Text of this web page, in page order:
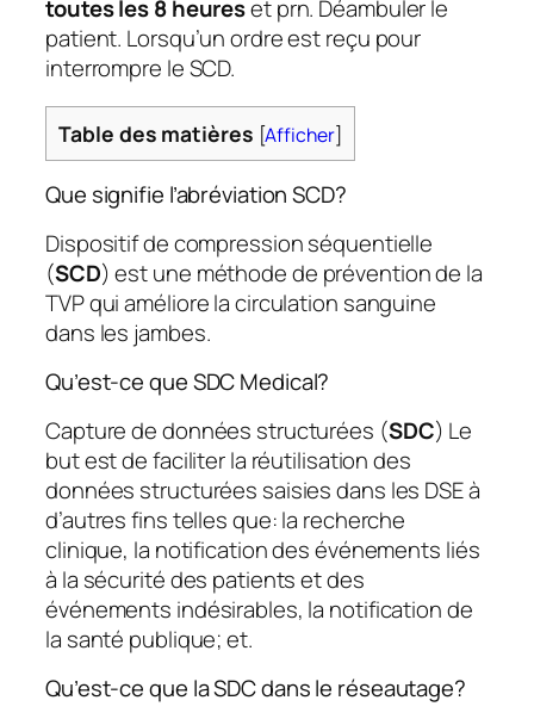
toutes les 8 heureset prn. Déambuler le
patient. Lorsqu’un ordre est reçu pour
interrompre le SCD.
Table des matières [Afficher]
Que signifie l’abréviation SCD?
Dispositif de compression séquentielle
(SCD) est une méthode de prévention de la
TVP qui améliore la circulation sanguine
dans les jambes.
Qu’est-ce que SDC Medical?
Capture de données structurées (SDC) Le
but est de faciliter la réutilisation des
données structurées saisies dans les DSE à
d’autres fins telles que: la recherche
clinique, la notification des événements liés
à la sécurité des patients et des
événements indésirables, la notification de
la santé publique; et.
Qu’est-ce que la SDC dans le réseautage?